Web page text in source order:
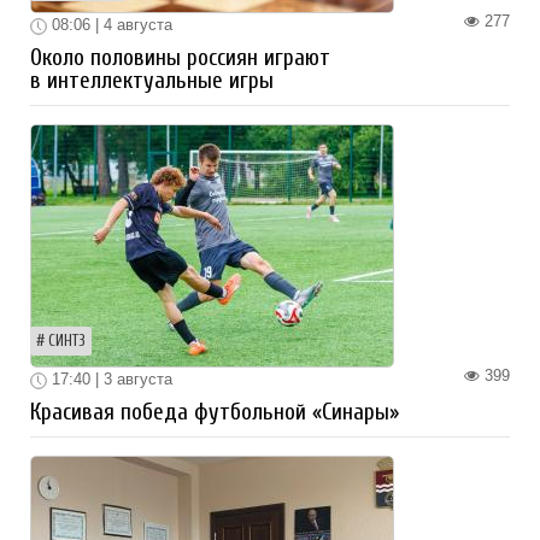
277
08:06 | 4 августа
Около половины россиян играют
в интеллектуальные игры
СИНТЗ
399
17:40 | 3 августа
Красивая победа футбольной «Синары»